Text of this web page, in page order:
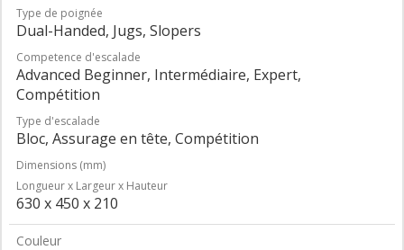
Type de poignée
Dual-Handed, Jugs, Slopers
Competence d'escalade
Advanced Beginner, Intermédiaire, Expert,
Compétition
Type d'escalade
Bloc, Assurage en tête, Compétition
Dimensions (mm)
Longueur x Largeur x Hauteur
630 x 450 x 210
Couleur